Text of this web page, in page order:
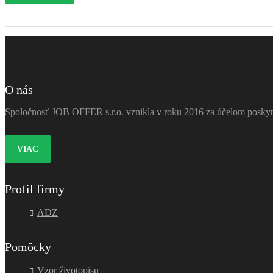
O nás
Spoločnosť JOB OFFER s.r.o. vznikla v roku 2016 za účelom
VIAC
Profil firmy
ADZ
Pomôcky
Vzor životopisu